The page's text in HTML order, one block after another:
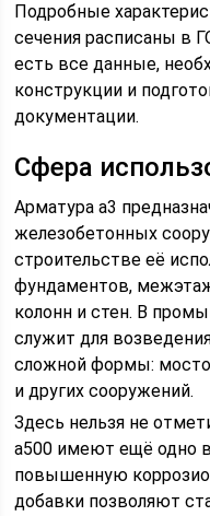
Подробные
сечения расписаны в
есть все данные,
конструкции и
документации.
Сфера
Арматура а3
железобетонных
строительстве её
фундаментов,
колонн и стен. В
служит для
сложной формы:
и других сооружений.
Здесь нельзя не
а500 имеют ещё одно
повышенную
добавки позволяют